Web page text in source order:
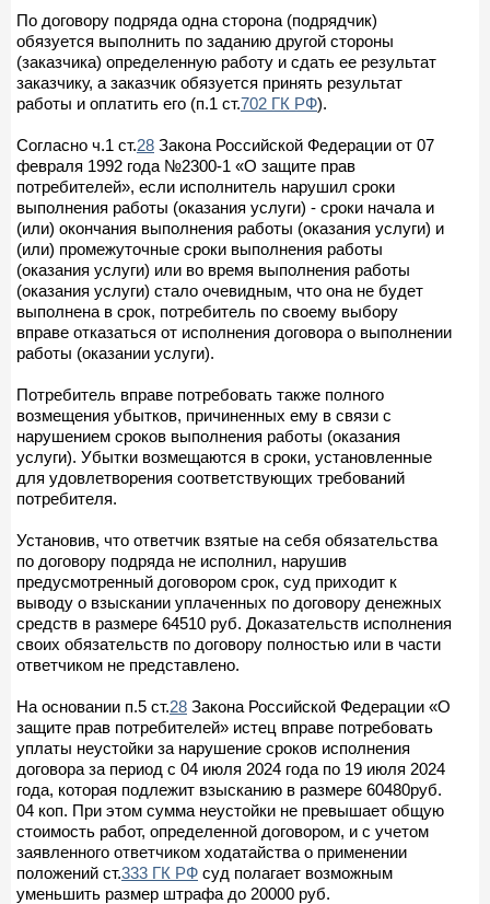
По договору подряда одна сторона (подрядчик)
обязуется выполнить по заданию другой стороны
(заказчика) определенную работу и сдать ее результат
заказчику, а заказчик обязуется принять результат
работы и оплатить его (п.1 ст.702 ГК РФ).
Согласно ч.1 ст.28 Закона Российской Федерации от 07
февраля 1992 года №2300-1 «О защите прав
потребителей», если исполнитель нарушил сроки
выполнения работы (оказания услуги) - сроки начала и
(или) окончания выполнения работы (оказания услуги) и
(или) промежуточные сроки выполнения работы
(оказания услуги) или во время выполнения работы
(оказания услуги) стало очевидным, что она не будет
выполнена в срок, потребитель по своему выбору
вправе отказаться от исполнения договора о выполнении
работы (оказании услуги).
Потребитель вправе потребовать также полного
возмещения убытков, причиненных ему в связи с
нарушением сроков выполнения работы (оказания
услуги). Убытки возмещаются в сроки, установленные
для удовлетворения соответствующих требований
потребителя.
Установив, что ответчик взятые на себя обязательства
по договору подряда не исполнил, нарушив
предусмотренный договором срок, суд приходит к
выводу о взыскании уплаченных по договору денежных
средств в размере 64510 руб. Доказательств исполнения
своих обязательств по договору полностью или в части
ответчиком не представлено.
На основании п.5 ст.28 Закона Российской Федерации «О
защите прав потребителей» истец вправе потребовать
уплаты неустойки за нарушение сроков исполнения
договора за период с 04 июля 2024 года по 19 июля 2024
года, которая подлежит взысканию в размере 60480руб.
04 коп. При этом сумма неустойки не превышает общую
стоимость работ, определенной договором, и с учетом
заявленного ответчиком ходатайства о применении
положений ст.333 ГК РФ суд полагает возможным
уменьшить размер штрафа до 20000 руб.